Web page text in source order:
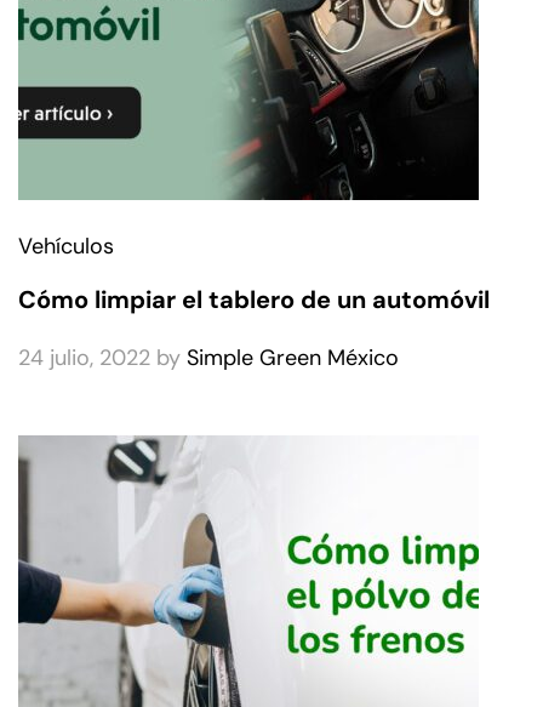
Vehículos
Cómo limpiar el tablero de un automóvil
24 julio, 2022 by Simple Green México